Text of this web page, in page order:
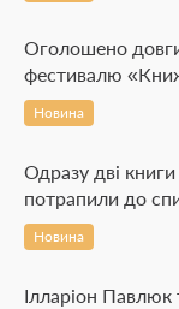
Оголошено
фестивалю
Новина
Одразу дві
потрапили до
Новина
Ілларіон